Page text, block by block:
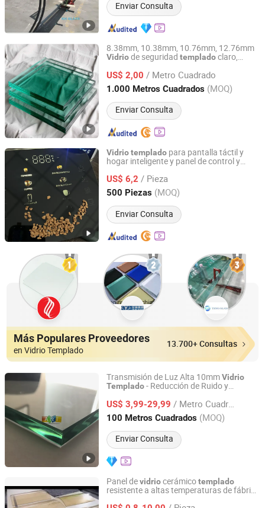
Enviar Consulta
8.38mm, 10.38mm, 10.76mm, 12.76mm
Vidriode seguridad templadoclaro,
puerta, escalera, barandilla,
US$ 2,00 / Metro Cuadrado
1.000 Metros Cuadrados (MOQ)
Enviar Consulta
Qingdao Sunny Glass Co., Ltd.
Shandong, China Desde 2015
Vidriotemplado para pantalla táctil y
hogar inteligente y panel de control y
US$ 6,2 / Pieza
500 Piezas (MOQ)
Enviar Consulta
Jiangyin Tairong Photoelectricity Technology Ltd
Jiangsu, China Desde 2024
Más Populares Proveedores
en Vidrio Templado
13.700+ Consultas
Transmisión de Luz Alta 10mmVidrio
Templado- Reducción de Ruido y
US$ 3,99-29,99 / Metro Cuadrado
100 Metros Cuadrados (MOQ)
Enviar Consulta
A&T GLASS INDUSTRY CO., LIMITED
Shandong, China Desde 2017
Panel devidriocerámicotemplado
resistente a altas temperaturas de fábrica
Qingdao Hitech Glass Co.,Ltd